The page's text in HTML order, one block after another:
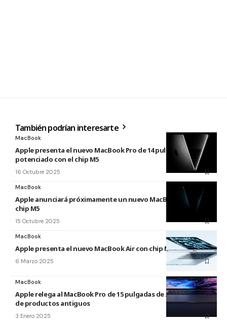
También podrían interesarte
MacBook
Apple presenta el nuevo MacBook Pro de 14 pulgadas
potenciado con el chip M5
16 Octubre 2025
MacBook
Apple anunciará próximamente un nuevo MacBook Pro con
chip M5
15 Octubre 2025
MacBook
Apple presenta el nuevo MacBook Air con chip M4
6 Marzo 2025
MacBook
Apple relega al MacBook Pro de 15 pulgadas de 2019 a la lista
de productos antiguos
3 Enero 2025